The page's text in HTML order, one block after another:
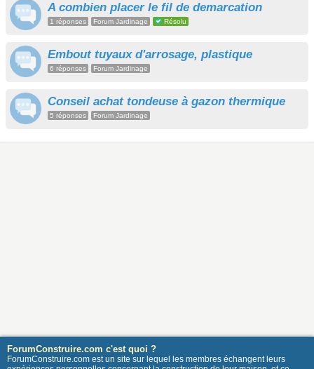
A combien placer le fil de demarcation
1 réponses Forum Jardinage Résolu
Embout tuyaux d'arrosage, plastique
6 réponses Forum Jardinage
Conseil achat tondeuse à gazon thermique
5 réponses Forum Jardinage
ForumConstruire.com c'est quoi ?
ForumConstruire.com est un site sur lequel les membres échangent leurs